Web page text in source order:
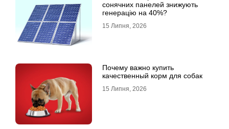
сонячних панелей знижують
генерацію на 40%?
15 Липня, 2026
Почему важно купить
качественный корм для собак
15 Липня, 2026